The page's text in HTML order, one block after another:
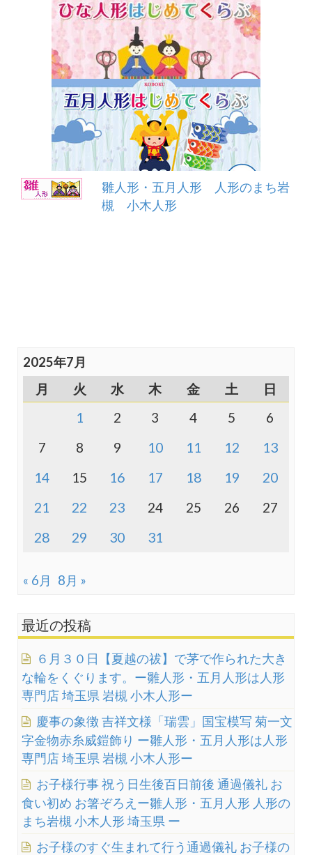
雛人形・五月人形 人形のまち岩
槻 小木人形
2025年7月
月 火 水 木 金 土
日
1
2 3 4 5
6
7
8 9 10 11 12
13
14
15 16 17 18 19
20
21
22 23 24 25 26
27
28
29 30 31
« 6月 8月 »
最近の投稿
６月３０日【夏越の祓】で茅で作られた大き
な輪をくぐります。ー雛人形・五月人形は人形
専門店 埼玉県 岩槻 小木人形ー
慶事の象徴 吉祥文様「瑞雲」国宝模写 菊一文
字金物赤糸威鎧飾り ー雛人形・五月人形は人形
専門店 埼玉県 岩槻 小木人形ー
お子様行事 祝う日生後百日前後 通過儀礼 お
食い初め お箸ぞろえー雛人形・五月人形 人形の
まち岩槻 小木人形 埼玉県 ー
お子様のすぐ生まれて行う通過儀礼 お子様の